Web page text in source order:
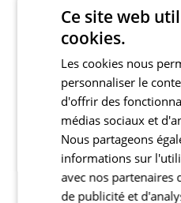
Ce site web
cookies.
Les cookies nous
personnaliser le
d'offrir des
médias sociaux et
Nous partageons
informations sur
avec nos partenaires
de publicité et